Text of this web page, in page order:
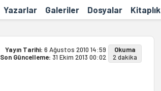
Yazarlar Galeriler Dosyalar Kitaplık
Yayın Tarihi: 6 Ağustos 2010 14:59
Son Güncelleme: 31 Ekim 2013 00:02
Okuma
2 dakika